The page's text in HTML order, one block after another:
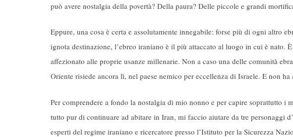
può avere nostalgia della povertà? Della paura? Delle piccole e grandi
Eppure, una cosa è certa e assolutamente innegabile: forse più di ogni altro
ignota destinazione, l’ebreo iraniano è il più attaccato al luogo in cui è nato.
affezionato alle proprie usanze millenarie. Non a caso una delle comunità
Oriente risiede ancora lì, nel paese nemico per eccellenza di Israele. E non
Per comprendere a fondo la nostalgia di mio nonno e per capire soprattutto i
tutto pur di continuare ad abitare in Iran, mi faccio aiutare da tre personaggi
esperti del regime iraniano e ricercatore presso l’Istituto per la Sicurezza